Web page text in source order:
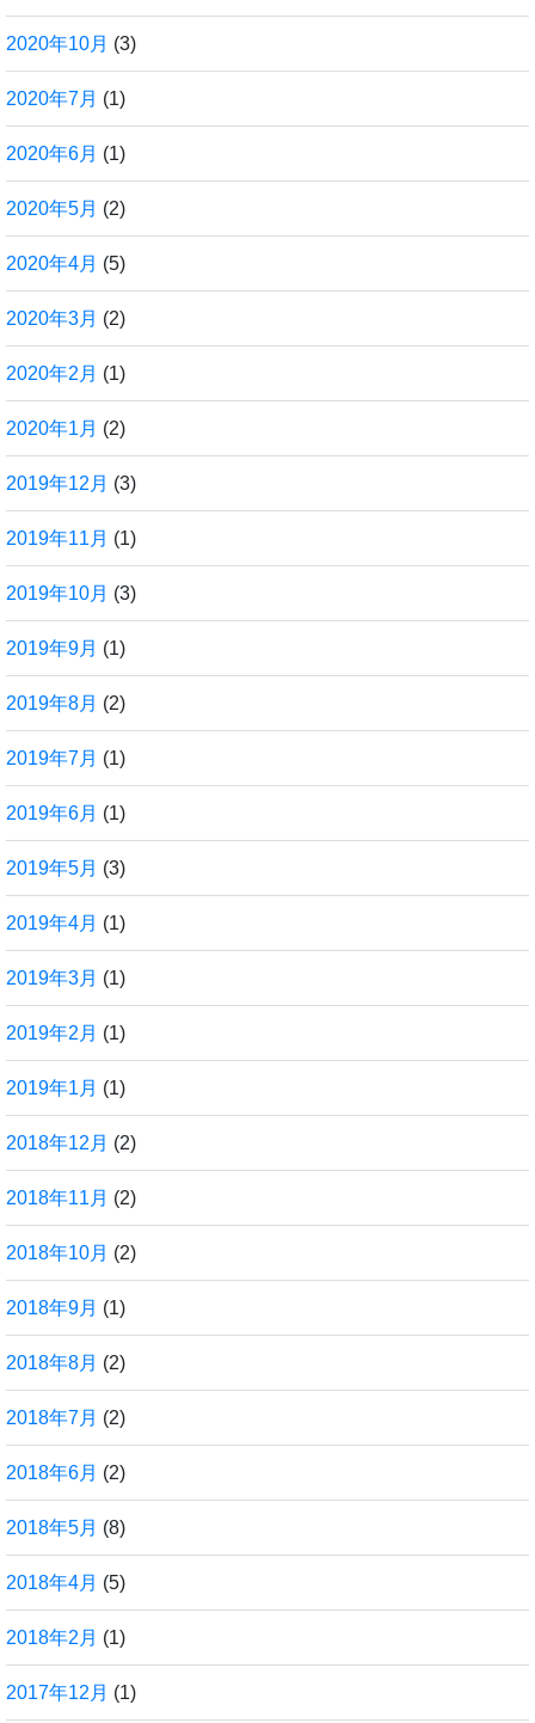
2020年10月 (3)
2020年7月 (1)
2020年6月 (1)
2020年5月 (2)
2020年4月 (5)
2020年3月 (2)
2020年2月 (1)
2020年1月 (2)
2019年12月 (3)
2019年11月 (1)
2019年10月 (3)
2019年9月 (1)
2019年8月 (2)
2019年7月 (1)
2019年6月 (1)
2019年5月 (3)
2019年4月 (1)
2019年3月 (1)
2019年2月 (1)
2019年1月 (1)
2018年12月 (2)
2018年11月 (2)
2018年10月 (2)
2018年9月 (1)
2018年8月 (2)
2018年7月 (2)
2018年6月 (2)
2018年5月 (8)
2018年4月 (5)
2018年2月 (1)
2017年12月 (1)